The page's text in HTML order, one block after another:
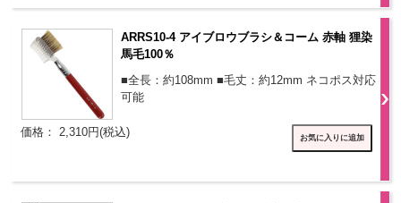
ARRS10-4 アイブロウブラシ＆コーム 赤軸 狸染
馬毛100％
■全長：約108mm ■毛丈：約12mm ネコポス対応
可能
価格： 2,310円(税込)